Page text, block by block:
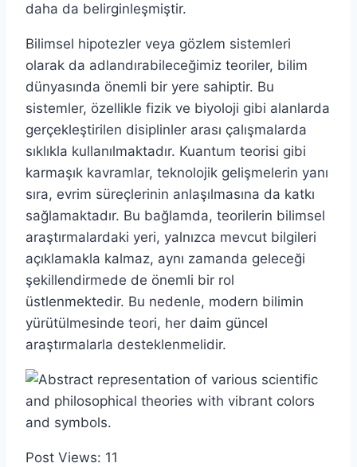
daha da belirginleşmiştir.
Bilimsel hipotezler veya gözlem sistemleri
olarak da adlandırabileceğimiz teoriler, bilim
dünyasında önemli bir yere sahiptir. Bu
sistemler, özellikle fizik ve biyoloji gibi alanlarda
gerçekleştirilen disiplinler arası çalışmalarda
sıklıkla kullanılmaktadır. Kuantum teorisi gibi
karmaşık kavramlar, teknolojik gelişmelerin yanı
sıra, evrim süreçlerinin anlaşılmasına da katkı
sağlamaktadır. Bu bağlamda, teorilerin bilimsel
araştırmalardaki yeri, yalnızca mevcut bilgileri
açıklamakla kalmaz, aynı zamanda geleceği
şekillendirmede de önemli bir rol
üstlenmektedir. Bu nedenle, modern bilimin
yürütülmesinde teori, her daim güncel
araştırmalarla desteklenmelidir.
Post Views: 11